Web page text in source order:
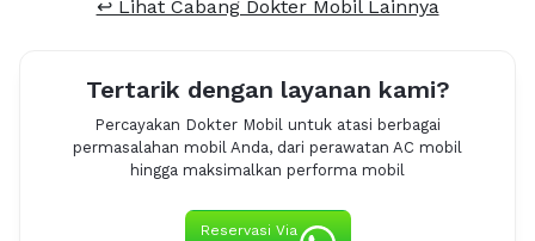
↩ Lihat Cabang Dokter Mobil Lainnya
Tertarik dengan layanan kami?
Percayakan Dokter Mobil untuk atasi berbagai
permasalahan mobil Anda, dari perawatan AC mobil
hingga maksimalkan performa mobil
Reservasi Via